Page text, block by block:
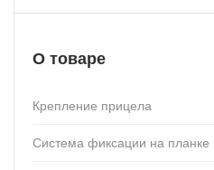
О товаре
Крепление прицела
Система фиксации на планке